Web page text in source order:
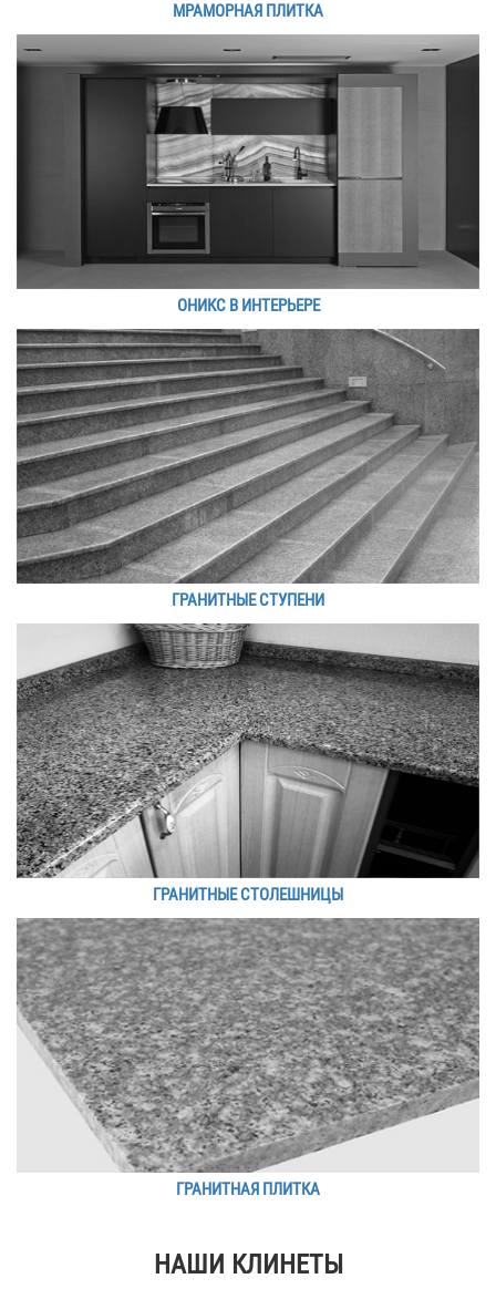
МРАМОРНАЯ ПЛИТКА
ОНИКС В ИНТЕРЬЕРЕ
ГРАНИТНЫЕ СТУПЕНИ
ГРАНИТНЫЕ СТОЛЕШНИЦЫ
ГРАНИТНАЯ ПЛИТКА
НАШИ КЛИНЕТЫ